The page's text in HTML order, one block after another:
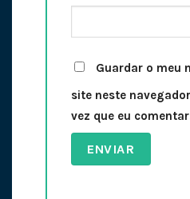
Guardar o meu
site neste
vez que eu